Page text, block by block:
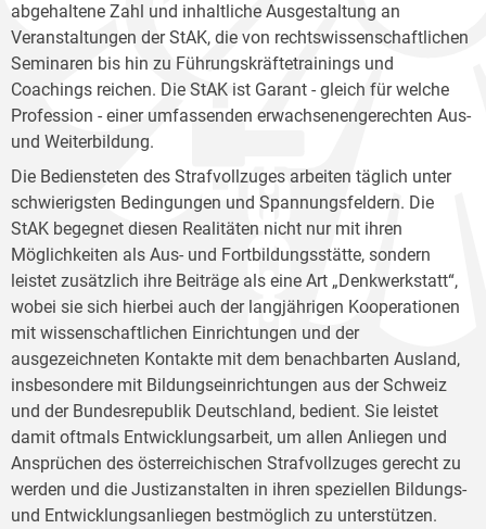
abgehaltene Zahl und inhaltliche Ausgestaltung an
Veranstaltungen der StAK, die von rechtswissenschaftlichen
Seminaren bis hin zu Führungskräftetrainings und
Coachings reichen. Die StAK ist Garant - gleich für welche
Profession - einer umfassenden erwachsenengerechten Aus-
und Weiterbildung.
Die Bediensteten des Strafvollzuges arbeiten täglich unter
schwierigsten Bedingungen und Spannungsfeldern. Die
StAK begegnet diesen Realitäten nicht nur mit ihren
Möglichkeiten als Aus- und Fortbildungsstätte, sondern
leistet zusätzlich ihre Beiträge als eine Art „Denkwerkstatt“,
wobei sie sich hierbei auch der langjährigen Kooperationen
mit wissenschaftlichen Einrichtungen und der
ausgezeichneten Kontakte mit dem benachbarten Ausland,
insbesondere mit Bildungseinrichtungen aus der Schweiz
und der Bundesrepublik Deutschland, bedient. Sie leistet
damit oftmals Entwicklungsarbeit, um allen Anliegen und
Ansprüchen des österreichischen Strafvollzuges gerecht zu
werden und die Justizanstalten in ihren speziellen Bildungs-
und Entwicklungsanliegen bestmöglich zu unterstützen.